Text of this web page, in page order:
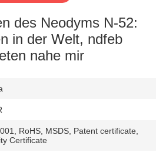
des Neodyms N-52:
in der Welt, ndfeb
nahe mir
RoHS, MSDS, Patent certificate,
Certificate